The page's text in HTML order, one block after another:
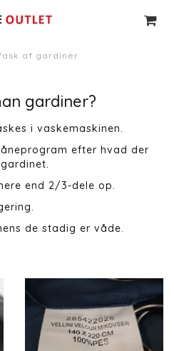
af gardiner
gardiner?
i vaskemaskinen.
efter hvad der
end 2/3-dele op.
de stadig er våde.